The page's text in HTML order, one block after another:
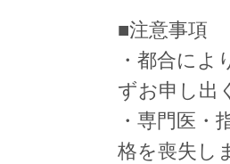
■注意事項
・都合によ
ずお申し出
・専門医・
格を喪失し